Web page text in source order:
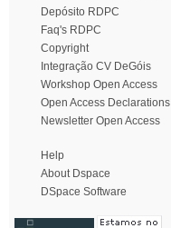
Depósito RDPC
Faq's RDPC
Copyright
Integração CV DeGóis
Workshop Open Access
Open Access Declarations
Newsletter Open Access
Help
About Dspace
DSpace Software